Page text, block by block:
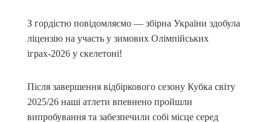
З гордістю повідомляємо — збірна України здобула
ліцензію на участь у зимових Олімпійських
іграх-2026 у скелетоні!
Після завершення відбіркового сезону Кубка світу
2025/26 наші атлети впевнено пройшли
випробування та забезпечили собі місце серед